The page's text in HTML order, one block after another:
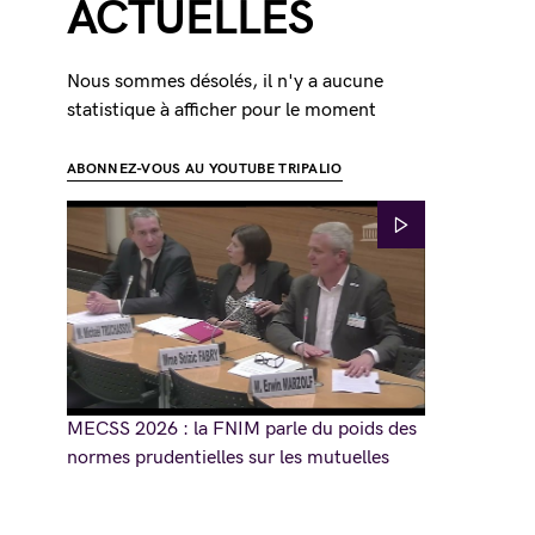
ACTUELLES
Nous sommes désolés, il n'y a aucune
statistique à afficher pour le moment
ABONNEZ-VOUS AU YOUTUBE TRIPALIO
MECSS 2026 : la FNIM parle du poids des
normes prudentielles sur les mutuelles